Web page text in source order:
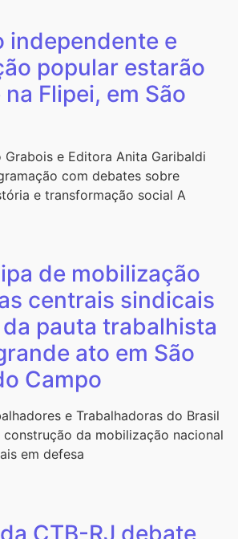
independente e
popular estarão
Flipei, em São
Grabois e Editora Anita Garibaldi
com debates sobre
e transformação social A
de mobilização
centrais sindicais
pauta trabalhista
ato em São
Campo
e Trabalhadoras do Brasil
da mobilização nacional
em defesa
CTB-RJ debate